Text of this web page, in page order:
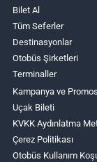
Bilet Al
Tüm Seferler
Destinasyonlar
Otobüs Şirketleri
Terminaller
Kampanya ve
Uçak Bileti
KVKK Aydınlatma
Çerez Politikası
Otobüs Kullanım